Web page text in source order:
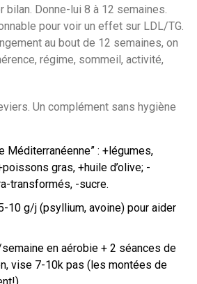
bilan. Donne-lui 8 à 12 semaines.
pour voir un effet sur LDL/TG.
au bout de 12 semaines, on
régime, sommeil, activité,
Un complément sans hygiène
Méditerranéenne” : +légumes,
gras, +huile d’olive; -
transformés, -sucre.
10 g/j (psyllium, avoine) pour aider
en aérobie + 2 séances de
vise 7-10k pas (les montées de